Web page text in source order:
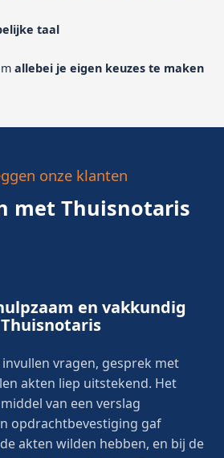
taal
allebei je eigen keuzes te maken
onze klanten
met Thuisnotaris
en vakkundig
vragen, gesprek met
akten liep uitstekend. Het
van een verslag
opdrachtbevestiging gaf
akten wilden hebben, en bij de